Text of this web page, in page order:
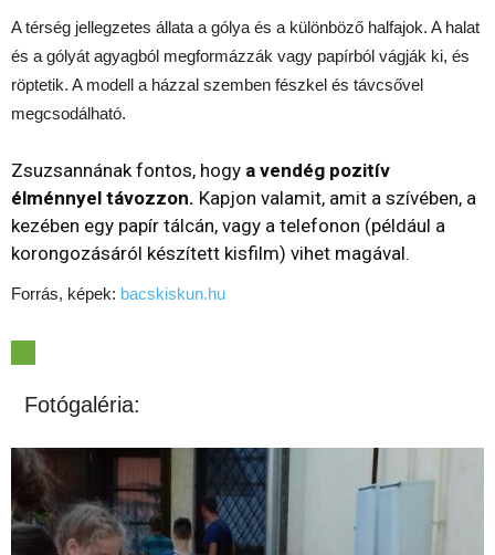
A térség jellegzetes állata a gólya és a különböző halfajok. A halat
és a gólyát agyagból megformázzák vagy papírból vágják ki, és
röptetik. A modell a házzal szemben fészkel és távcsővel
megcsodálható.
Zsuzsannának fontos, hogy a vendég pozitív
élménnyel távozzon. Kapjon valamit, amit a szívében, a
kezében egy papír tálcán, vagy a telefonon (például a
korongozásáról készített kisfilm) vihet magával.
Forrás, képek: bacskiskun.hu
Fotógaléria: